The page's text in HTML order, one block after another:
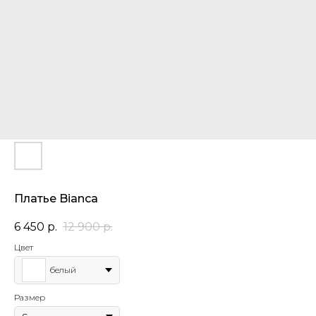
Платье Bianca
6 450 р. 12 900 р.
Цвет
белый
Размер